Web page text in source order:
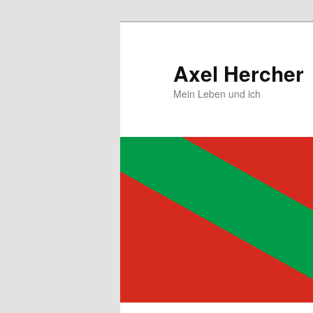
Axel Hercher
Mein Leben und ich